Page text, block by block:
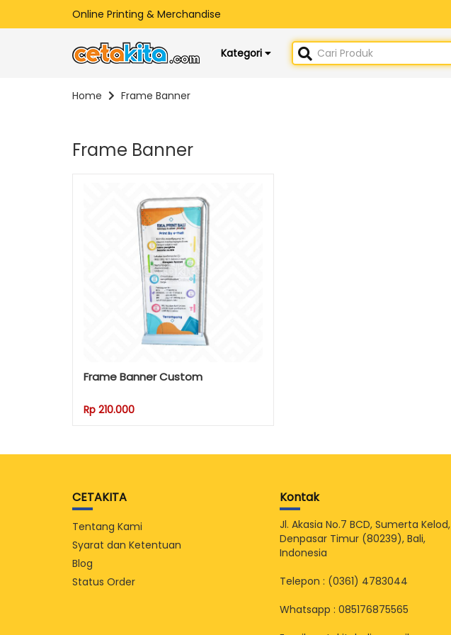
Online Printing & Merchandise
Kategori
Home Frame Banner
Frame Banner
Frame Banner Custom
Rp 210.000
CETAKITA
Tentang Kami
Syarat dan Ketentuan
Blog
Status Order
Kontak
Jl. Akasia No.7 BCD, Sumerta Kelod,
Denpasar Timur (80239), Bali,
Indonesia
Telepon : (0361) 4783044
Whatsapp : 085176875565